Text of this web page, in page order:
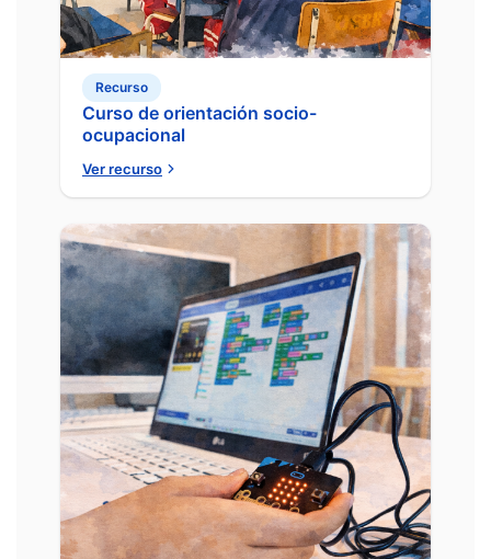
Recurso
Curso de orientación socio-
ocupacional
Ver recurso